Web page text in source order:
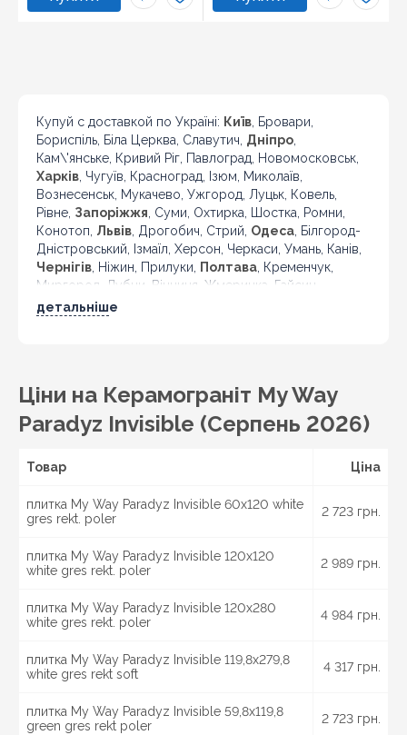
Купуй с доставкой по Україні: Київ, Бровари,
Бориспіль, Біла Церква, Славутич, Дніпро,
Кам\'янське, Кривий Ріг, Павлоград, Новомосковськ,
Харків, Чугуїв, Красноград, Ізюм, Миколаїв,
Вознесенськ, Мукачево, Ужгород, Луцьк, Ковель,
Рівне, Запоріжжя, Суми, Охтирка, Шостка, Ромни,
Конотоп, Львів, Дрогобич, Стрий, Одеса, Білгород-
Дністровський, Ізмаїл, Херсон, Черкаси, Умань, Канів,
Чернігів, Ніжин, Прилуки, Полтава, Кременчук,
Миргород, Лубни, Вінниця, Жмеринка, Гайсин,
Бердичів, Житомир, Новоград-Волинський,
детальніше
Ціни на Керамограніт My Way
Paradyz Invisible (Серпень 2026)
Товар Ціна
плитка My Way Paradyz Invisible 60x120 white
gres rekt. poler
2 723 грн.
плитка My Way Paradyz Invisible 120x120
white gres rekt. poler
2 989 грн.
плитка My Way Paradyz Invisible 120x280
white gres rekt. poler
4 984 грн.
плитка My Way Paradyz Invisible 119,8x279,8
white gres rekt soft
4 317 грн.
плитка My Way Paradyz Invisible 59,8x119,8
green gres rekt poler
2 723 грн.